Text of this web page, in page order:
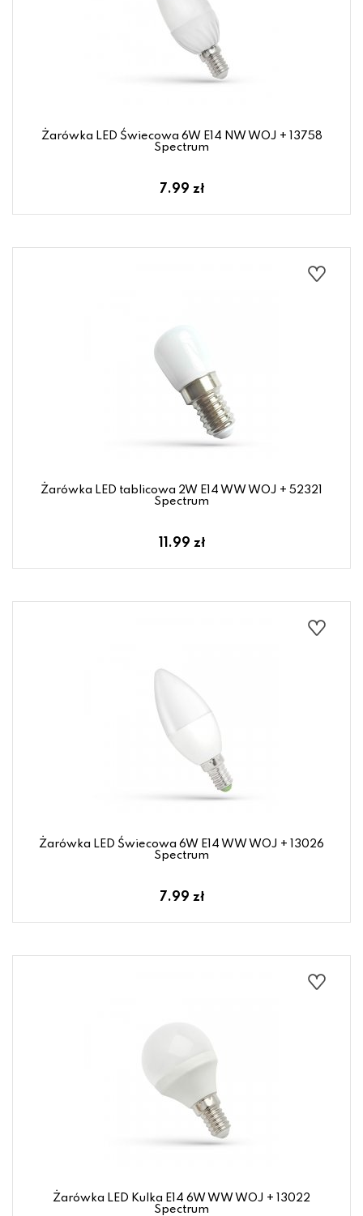
Żarówka LED Świecowa 6W E14 NW WOJ + 13758
Spectrum
7.99 zł
Żarówka LED tablicowa 2W E14 WW WOJ + 52321
Spectrum
11.99 zł
Żarówka LED Świecowa 6W E14 WW WOJ + 13026
Spectrum
7.99 zł
Żarówka LED Kulka E14 6W WW WOJ + 13022
Spectrum